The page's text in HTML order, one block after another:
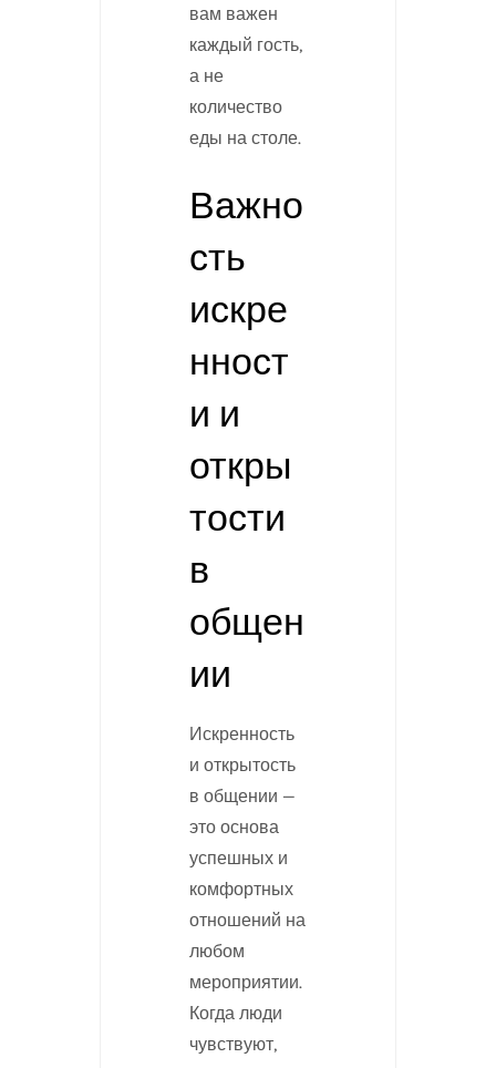
вам важен
каждый гость,
а не
количество
еды на столе.
Важно
сть
искре
нност
и и
откры
тости
в
общен
ии
Искренность
и открытость
в общении —
это основа
успешных и
комфортных
отношений на
любом
мероприятии.
Когда люди
чувствуют,